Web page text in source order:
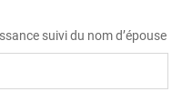
suivi du nom d’épouse